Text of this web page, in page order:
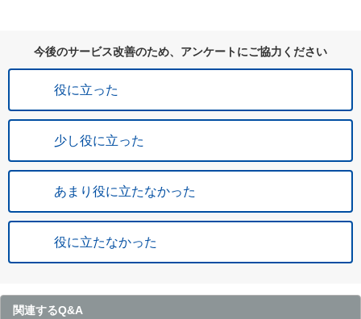
今後のサービス改善のため、アンケートにご協力ください
役に立った
少し役に立った
あまり役に立たなかった
役に立たなかった
関連するQ&A